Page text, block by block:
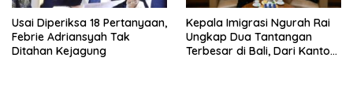
Usai Diperiksa 18 Pertanyaan,
Febrie Adriansyah Tak
Ditahan Kejagung
Kepala Imigrasi Ngurah Rai
Ungkap Dua Tantangan
Terbesar di Bali, Dari Kantor